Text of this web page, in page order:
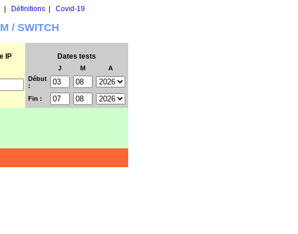
Définitions| Covid-19
/ SWITCH
IP Dates tests
J M
A
Début
:
Fin :